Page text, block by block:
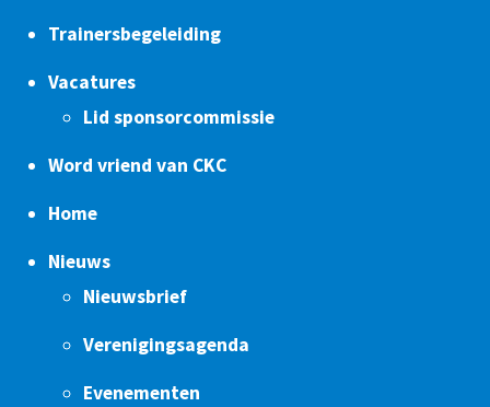
Trainersbegeleiding
Vacatures
Lid sponsorcommissie
Word vriend van CKC
Home
Nieuws
Nieuwsbrief
Verenigingsagenda
Evenementen